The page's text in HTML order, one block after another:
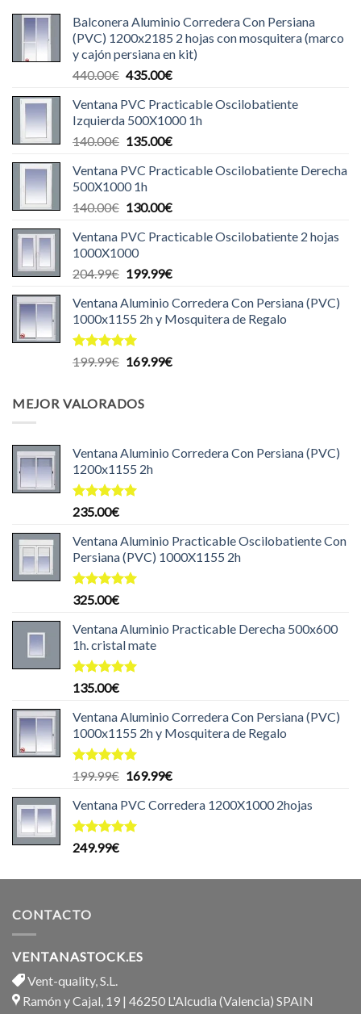
Balconera Aluminio Corredera Con Persiana
(PVC) 1200x2185 2 hojas con mosquitera (marco
y cajón persiana en kit)
440.00€ El
original
era:
440.00€.
435.00€El
actual
es:
435.00€.
Ventana PVC Practicable Oscilobatiente
Izquierda 500X1000 1h
140.00€ El
original
era:
140.00€.
135.00€El
actual
135.00€.
Ventana PVC Practicable Oscilobatiente Derecha
500X1000 1h
140.00€ El
original
era:
140.00€.
130.00€El
actual
130.00€.
Ventana PVC Practicable Oscilobatiente 2 hojas
1000X1000
204.99€ El
original
era:
204.99€.
199.99€El
actual
es:
Ventana Aluminio Corredera Con Persiana (PVC)
1000x1155 2h y Mosquitera de Regalo
Valorado
199.99€ El
era:
169.99€El
MEJOR VALORADOS
Ventana Aluminio Corredera Con Persiana (PVC)
1200x1155 2h
Valorado
de 5
235.00€
Ventana Aluminio Practicable Oscilobatiente Con
Persiana (PVC) 1000X1155 2h
Valorado
de 5
325.00€
Ventana Aluminio Practicable Derecha 500x600
1h. cristal mate
Valorado
de 5
135.00€
Ventana Aluminio Corredera Con Persiana (PVC)
1000x1155 2h y Mosquitera de Regalo
Valorado
de 5
199.99€ El
original
era:
169.99€El
actual
Ventana PVC Corredera 1200X1000 2hojas
Valorado
249.99€
CONTACTO
VENTANASTOCK.ES
Vent-quality, S.L.
Ramón y Cajal, 19 | 46250 L'Alcudia (Valencia) SPAIN